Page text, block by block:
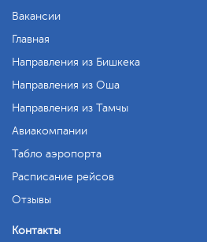
Вакансии
Главная
Направления из Бишкека
Направления из Оша
Направления из Тамчы
Авиакомпании
Табло аэропорта
Расписание рейсов
Отзывы
Контакты